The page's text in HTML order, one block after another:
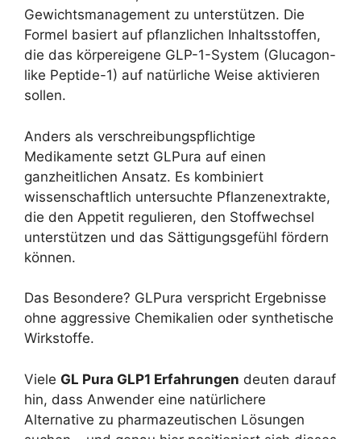
Gewichtsmanagement zu unterstützen. Die
Formel basiert auf pflanzlichen Inhaltsstoffen,
die das körpereigene GLP-1-System (Glucagon-
like Peptide-1) auf natürliche Weise aktivieren
sollen.
Anders als verschreibungspflichtige
Medikamente setzt GLPura auf einen
ganzheitlichen Ansatz. Es kombiniert
wissenschaftlich untersuchte Pflanzenextrakte,
die den Appetit regulieren, den Stoffwechsel
unterstützen und das Sättigungsgefühl fördern
können.
Das Besondere? GLPura verspricht Ergebnisse
ohne aggressive Chemikalien oder synthetische
Wirkstoffe.
Viele GL Pura GLP1 Erfahrungen deuten darauf
hin, dass Anwender eine natürlichere
Alternative zu pharmazeutischen Lösungen